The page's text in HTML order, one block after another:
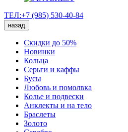
ТЕЛ:+7 (985) 530-40-84
назад
Скидки до 50%
Новинки
Кольца
Серьги и каффы
Бусы
Любовь и помолвка
Колье и подвески
Анклекты и на тело
Браслеты
Золото